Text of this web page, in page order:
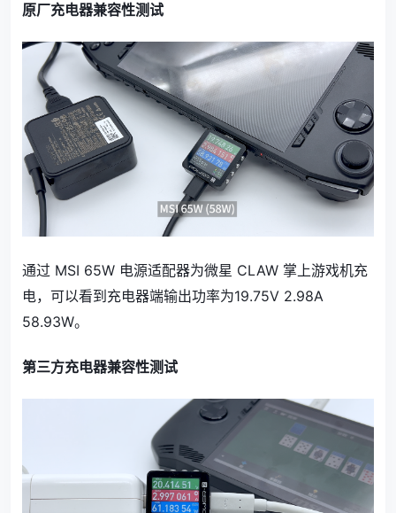
原厂充电器兼容性测试
通过 MSI 65W 电源适配器为微星 CLAW 掌上游戏机充
电，可以看到充电器端输出功率为19.75V 2.98A
58.93W。
第三方充电器兼容性测试